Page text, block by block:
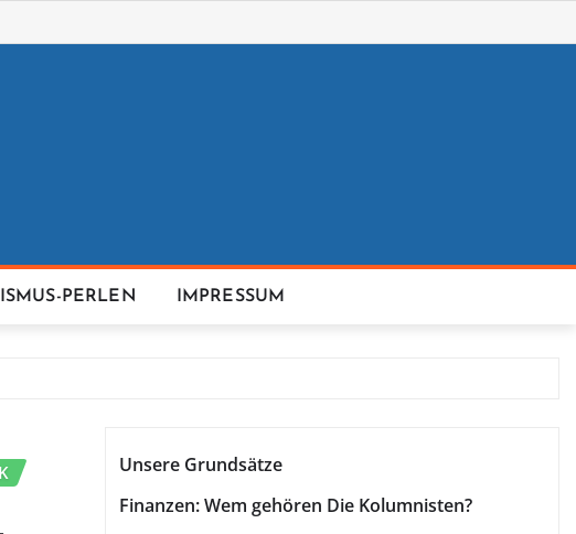
PERLEN IMPRESSUM
Unsere Grundsätze
Finanzen: Wem gehören Die Kolumnisten?